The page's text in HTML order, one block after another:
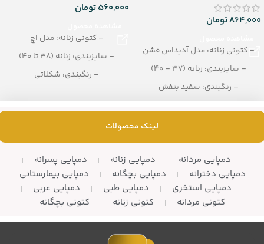
864,000تومان
– کتونی زنانه: مدل آدیداس فشن
– سایزبندی: زنانه (37 – 40)
– رنگبندی: سفید بنفش
560,000تومان
– کتونی زنانه: مدل اچ
– سایزبندی: زنانه (38 تا 40)
– رنگبندی: شکلاتی
لینک محصولات
دمپایی مردانه دمپایی زنانه
دمپایی پسرانه
دمپایی دخترانه
دمپایی بچگانه
دمپایی بیمارستانی
دمپایی استخری
دمپایی طبی
دمپایی عربی
کتونی مردانه
کتونی زنانه کتونی بچگانه